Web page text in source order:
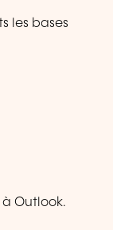
les bases
Outlook.